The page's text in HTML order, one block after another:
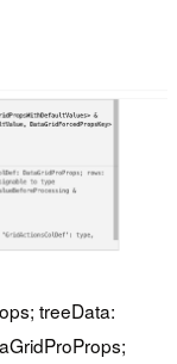
treeData: